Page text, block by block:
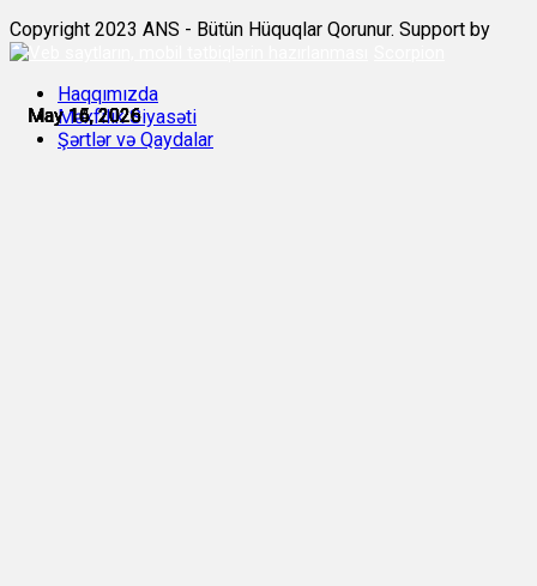
May 14, 2026
May 15, 2026
May 15, 2026
May 16, 2026
May 16, 2026
May 16, 2026
Copyright 2023 ANS - Bütün Hüquqlar Qorunur. Support by
Haqqımızda
Məxfilik Siyasəti
Şərtlər və Qaydalar